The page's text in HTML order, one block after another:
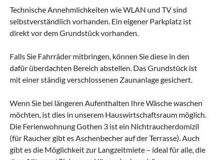
Technische Annehmlichkeiten wie WLAN und TV sind
selbstverständlich vorhanden. Ein eigener Parkplatz ist
direkt vor dem Grundstück vorhanden.
Falls Sie Fahrräder mitbringen, können Sie diese in den
dafür überdachten Bereich abstellen. Das Grundstück ist
mit einer ständig verschlossenen Zaunanlage gesichert.
Wenn Sie bei längeren Aufenthalten Ihre Wäsche waschen
möchten, ist dies in unserem Hauswirtschaftsraum möglich.
Die Ferienwohnung Gothen 3 ist ein Nichtraucherdomizil
(für Raucher gibt es Aschenbecher auf der Terrasse). Auch
gibt es die Möglichkeit zur Langzeitmiete – ideal für alle, die